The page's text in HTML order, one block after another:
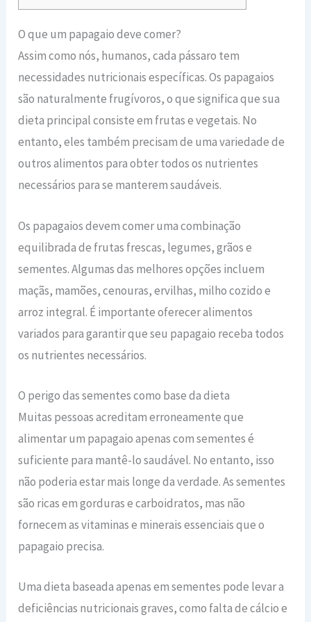
O que um papagaio deve comer?
Assim como nós, humanos, cada pássaro tem
necessidades nutricionais específicas. Os papagaios
são naturalmente frugívoros, o que significa que sua
dieta principal consiste em frutas e vegetais. No
entanto, eles também precisam de uma variedade de
outros alimentos para obter todos os nutrientes
necessários para se manterem saudáveis.
Os papagaios devem comer uma combinação
equilibrada de frutas frescas, legumes, grãos e
sementes. Algumas das melhores opções incluem
maçãs, mamões, cenouras, ervilhas, milho cozido e
arroz integral. É importante oferecer alimentos
variados para garantir que seu papagaio receba todos
os nutrientes necessários.
O perigo das sementes como base da dieta
Muitas pessoas acreditam erroneamente que
alimentar um papagaio apenas com sementes é
suficiente para mantê-lo saudável. No entanto, isso
não poderia estar mais longe da verdade. As sementes
são ricas em gorduras e carboidratos, mas não
fornecem as vitaminas e minerais essenciais que o
papagaio precisa.
Uma dieta baseada apenas em sementes pode levar a
deficiências nutricionais graves, como falta de cálcio e